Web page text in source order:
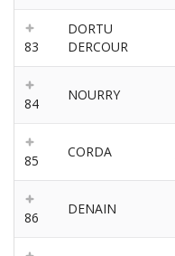
83
DORTU
DERCOUR
84
NOURRY
85
CORDA
86
DENAIN